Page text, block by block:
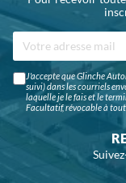
J'accepte que Glinche
suivi) dans les courriels
laquelle je le fais et le
Facultatif, révocable à